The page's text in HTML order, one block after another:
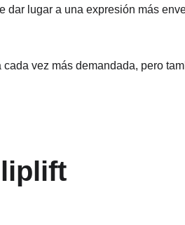
dar lugar a una expresión más
vez más demandada, pero
liplift